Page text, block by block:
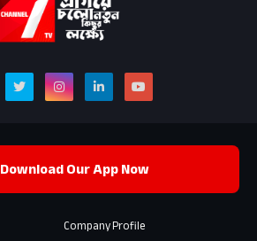
Download Our App Now
Company Profile